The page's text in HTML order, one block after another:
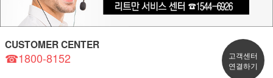
CUSTOMER CENTER
☎1800-8152
고객센터
연결하기